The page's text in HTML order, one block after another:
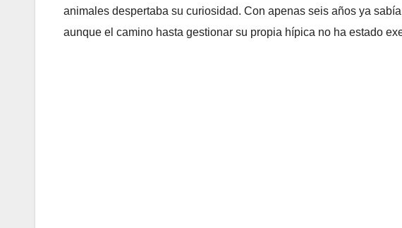
animales despertaba su curiosidad. Con apenas seis años ya
aunque el camino hasta gestionar su propia hípica no ha estado